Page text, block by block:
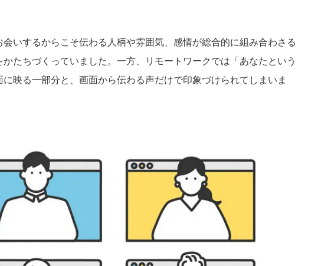
いするからこそ伝わる人柄や雰囲気、感情が総合的に組み合わさる
たちづくっていました。一方、リモートワークでは「あなたという
映る一部分と、画面から伝わる声だけで印象づけられてしまいま